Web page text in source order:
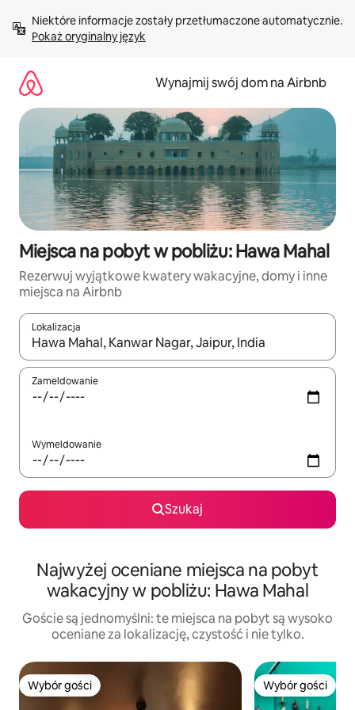
treści Pokaż oryginalny język
Wynajmij swój dom na Airbnb
Miejsca na pobyt w pobliżu: Hawa Mahal
Rezerwuj wyjątkowe kwatery wakacyjne, domy i inne
miejsca na Airbnb
Lokalizacja
Gdy wyniki będą dostępne, możesz poruszać się po nich za
Zameldowanie
Wymeldowanie
Szukaj
Najwyżej oceniane miejsca na pobyt
wakacyjny w pobliżu: Hawa Mahal
Goście są jednomyślni: te miejsca na pobyt są wysoko
oceniane za lokalizację, czystość i nie tylko.
Wybór gości
Wybór gości Wybór gości
Wybór gości